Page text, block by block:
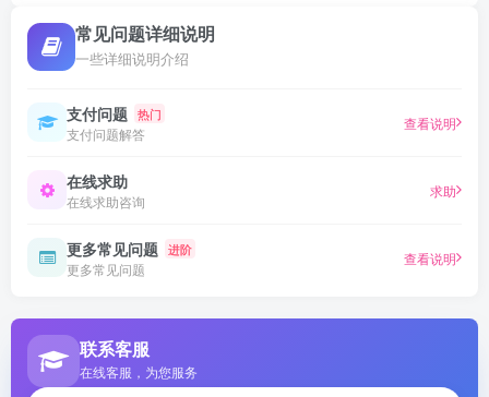
常见问题详细说明
一些详细说明介绍
支付问题 热门
支付问题解答
查看说明
在线求助
在线求助咨询
求助
更多常见问题 进阶
更多常见问题
查看说明
联系客服
在线客服，为您服务